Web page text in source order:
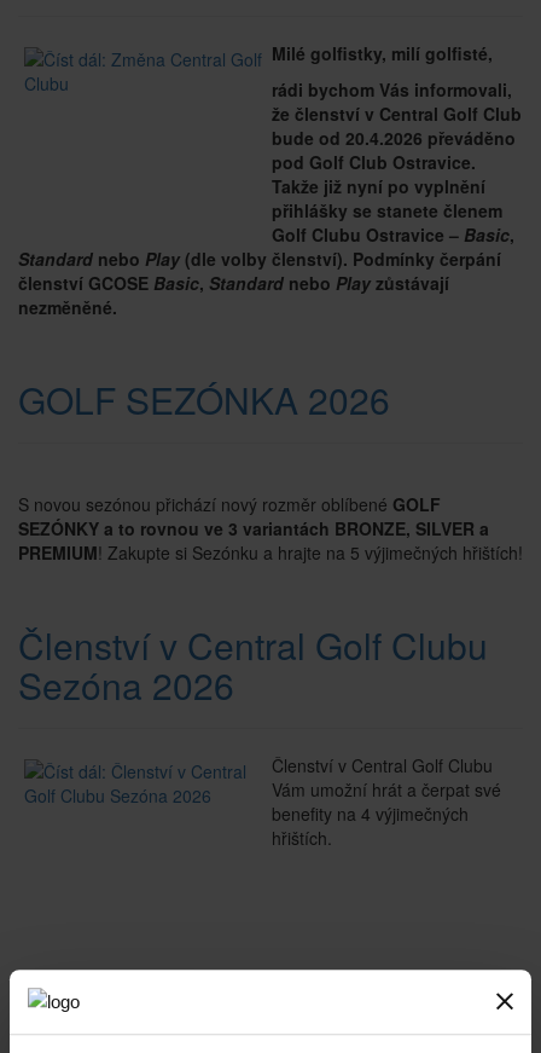
Milé golfistky, milí golfisté,
rádi bychom Vás informovali,
že členství v Central Golf Club
bude od 20.4.2026 převáděno
pod Golf Club Ostravice.
Takže již nyní po vyplnění
přihlášky se stanete členem
Golf Clubu Ostravice – Basic,
Standard nebo Play (dle volby členství). Podmínky čerpání
členství GCOSE Basic, Standard nebo Play zůstávají
nezměněné.
GOLF SEZÓNKA 2026
S novou sezónou přichází nový rozměr oblíbené GOLF
SEZÓNKY a to rovnou ve 3 variantách BRONZE, SILVER a
PREMIUM! Zakupte si Sezónku a hrajte na 5 výjimečných hřištích!
Členství v Central Golf Clubu
Sezóna 2026
Členství v Central Golf Clubu
Vám umožní hrát a čerpat své
benefity na 4 výjimečných
hřištích.
Vánoce se štědrovečerním